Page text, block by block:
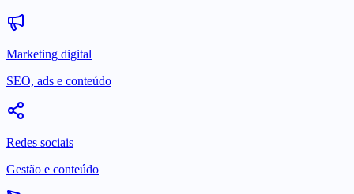
Marketing digital
SEO, ads e conteúdo
Redes sociais
Gestão e conteúdo